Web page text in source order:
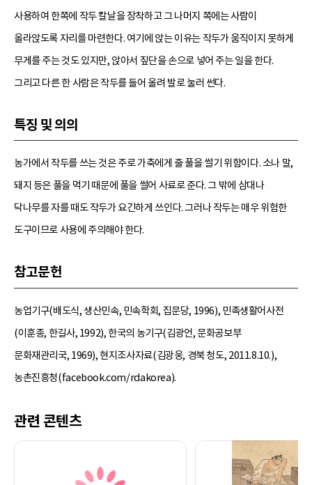
사용하여 한쪽에 작두 칼날을 장착하고 그 나머지 쪽에는 사람이
올라앉도록 자리를 마련한다. 여기에 앉는 이유는 작두가 움직이지 못하게
무게를 주는 것도 있지만, 앉아서 짚단을 손으로 넣어 주는 일을 한다.
그리고 다른 한 사람은 작두를 들어 올려 발로 눌러 썬다.
특징 및 의의
농가에서 작두를 쓰는 것은 주로 가축에게 줄 풀을 썰기 위함이다. 소나 말,
돼지 등은 풀을 먹기 때문에 풀을 썰어 사료로 준다. 그 밖에 삼대나
닥나무를 자를 때도 작두가 요긴하게 쓰인다. 그러나 작두는 매우 위험한
도구이므로 사용에 주의해야 한다.
참고문헌
농업기구(배도식, 생산민속, 민속학회, 집문당, 1996), 민족생활어사전
(이훈종, 한길사, 1992), 한국의 농기구(김광언, 문화공보부
문화재관리국, 1969), 현지조사자료(김광웅, 경북 청도, 2011.8.10.),
농촌진흥청(facebook.com/rdakorea).
관련 콘텐츠